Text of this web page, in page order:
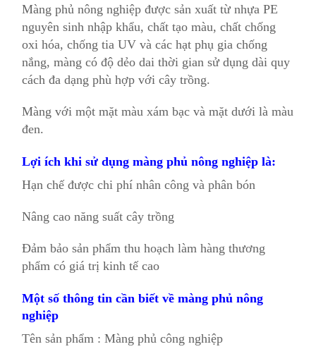
Màng phủ nông nghiệp được sản xuất từ nhựa PE
nguyên sinh nhập khẩu, chất tạo màu, chất chống
oxi hóa, chống tia UV và các hạt phụ gia chống
nắng, màng có độ dẻo dai thời gian sử dụng dài quy
cách đa dạng phù hợp với cây trồng.
Màng với một mặt màu xám bạc và mặt dưới là màu
đen.
Lợi ích khi sử dụng màng phủ nông nghiệp là:
Hạn chế được chi phí nhân công và phân bón
Nâng cao năng suất cây trồng
Đảm bảo sản phẩm thu hoạch làm hàng thương
phẩm có giá trị kinh tế cao
Một số thông tin cần biết về màng phủ nông
nghiệp
Tên sản phẩm : Màng phủ công nghiệp